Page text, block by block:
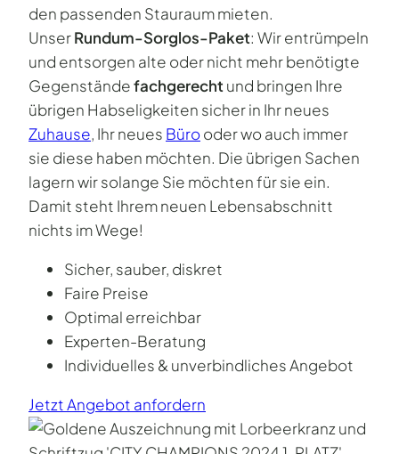
den passenden Stauraum mieten.
UnserRundum-Sorglos-Paket: Wir entrümpeln
und entsorgen alte oder nicht mehr benötigte
Gegenständefachgerecht und bringen Ihre
übrigen Habseligkeiten sicher in Ihr neues
Zuhause, Ihr neues Bürooder wo auch immer
sie diese haben möchten. Die übrigen Sachen
lagern wir solange Sie möchten für sie ein.
Damit steht Ihrem neuen Lebensabschnitt
nichts im Wege!
Sicher, sauber, diskret
Faire Preise
Optimal erreichbar
Experten-Beratung
Individuelles & unverbindliches Angebot
Jetzt Angebot anfordern